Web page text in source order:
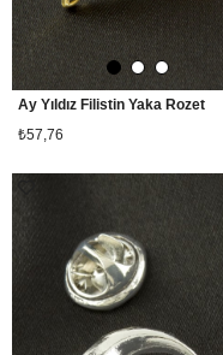
Ay Yıldız Filistin Yaka Rozet
₺57,76